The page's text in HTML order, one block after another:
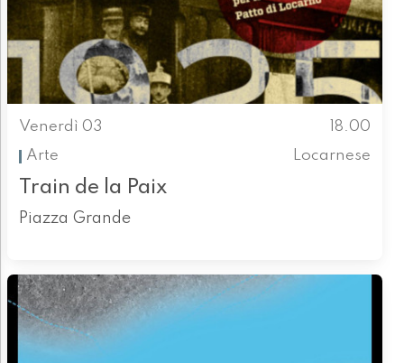
Venerdì 03
18.00
Arte
Locarnese
Train de la Paix
Piazza Grande